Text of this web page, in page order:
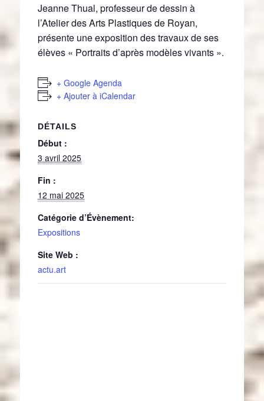
Jeanne Thual, professeur de dessin à
l’Atelier des Arts Plastiques de Royan,
présente une exposition des travaux de ses
élèves « Portraits d’après modèles vivants ».
+ Google Agenda
+ Ajouter à iCalendar
DÉTAILS
Début :
3 avril 2025
Fin :
12 mai 2025
Catégorie d’Évènement:
Expositions
Site Web :
actu.art